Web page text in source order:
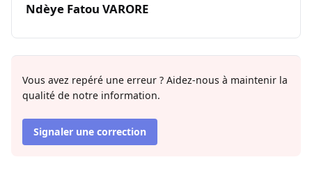
Ndèye Fatou VARORE
Vous avez repéré une erreur ? Aidez-nous à maintenir la
qualité de notre information.
Signaler une correction